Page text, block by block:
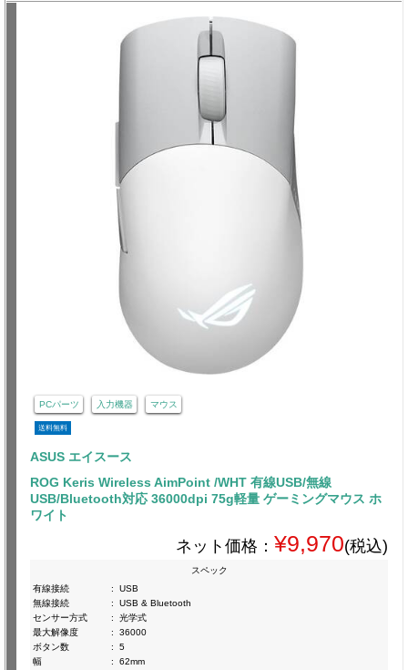
PCパーツ 入力機器 マウス
送料無料
ASUS エイスース
ROG Keris Wireless AimPoint /WHT 有線USB/無線
USB/Bluetooth対応 36000dpi 75g軽量 ゲーミングマウス ホ
ワイト
ネット価格： ¥9,970(税込)
スペック
有線接続
:
USB
無線接続
:
USB & Bluetooth
センサー方式
:
光学式
最大解像度
:
36000
ボタン数
:
5
幅
:
62mm